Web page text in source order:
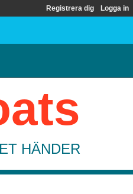
Registrera dig Logga in
HÄNDER